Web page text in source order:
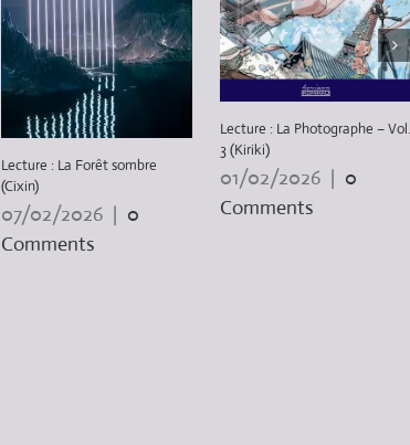
Lecture : La Forêt sombre
(Cixin)
07/02/2026 | 0
Comments
Lecture : La Photographe – Vol.
3 (Kiriki)
01/02/2026 | 0
Comments